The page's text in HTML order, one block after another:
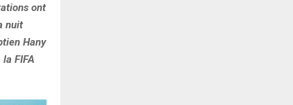
ont
nuit
Hany
FIFA